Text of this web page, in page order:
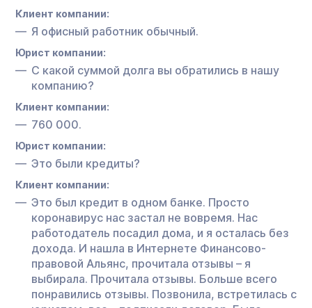
Клиент компании:
Я офисный работник обычный.
Юрист компании:
С какой суммой долга вы обратились в нашу
компанию?
Клиент компании:
760 000.
Юрист компании:
Это были кредиты?
Клиент компании:
Это был кредит в одном банке. Просто
коронавирус нас застал не вовремя. Нас
работодатель посадил дома, и я осталась без
дохода. И нашла в Интернете Финансово-
правовой Альянс, прочитала отзывы – я
выбирала. Прочитала отзывы. Больше всего
понравились отзывы. Позвонила, встретилась с